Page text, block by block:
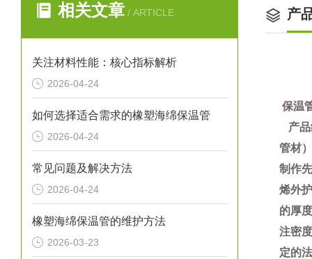
相关文章 / ARTICLE
关注材料性能：核心指标解析
2026-04-24
如何选择适合需求的橡塑海绵保温管
2026-04-24
常见问题及解决方法
2026-04-24
橡塑海绵保温管的维护方法
2026-03-23
产
保温
产品
管材
制作
烯外
的厚
注密
定的